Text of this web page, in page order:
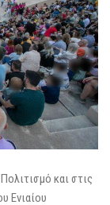
και στις
Ενιαίου